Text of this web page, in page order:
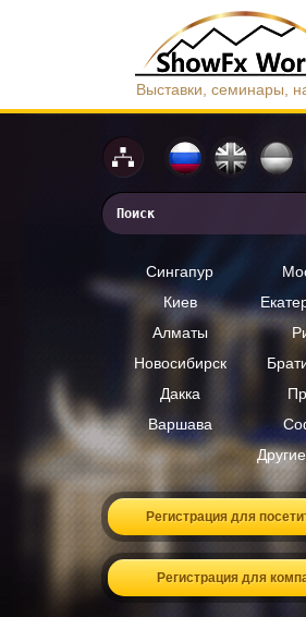
Выставки, семинары,
Сингапур
Киев
Алматы
Новосибирск
Дакка
Варшава
Регистрация для
Регистрация для